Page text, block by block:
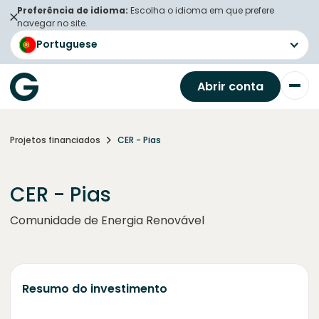
Preferência de idioma: Escolha o idioma em que prefere
navegar no site.
Portuguese
Abrir conta
Projetos financiados CER - Pias
CER - Pias
Comunidade de Energia Renovável
Resumo do investimento